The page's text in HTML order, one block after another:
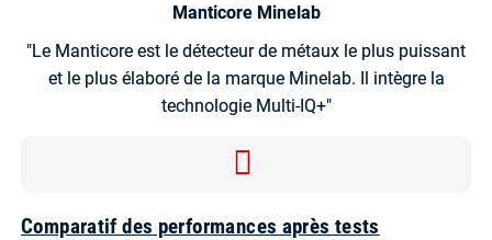
Manticore Minelab
"Le Manticore est le détecteur de métaux le plus puissant
et le plus élaboré de la marque Minelab. Il intègre la
technologie Multi-IQ+"
Comparatif des performances après tests